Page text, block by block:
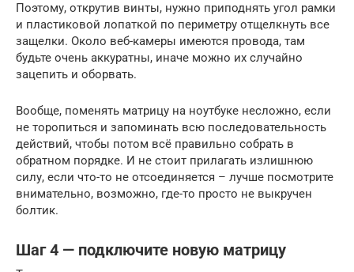
Поэтому, открутив винты, нужно приподнять угол рамки
и пластиковой лопаткой по периметру отщелкнуть все
защелки. Около веб-камеры имеются провода, там
будьте очень аккуратны, иначе можно их случайно
зацепить и оборвать.
Вообще, поменять матрицу на ноутбуке несложно, если
не торопиться и запоминать всю последовательность
действий, чтобы потом всё правильно собрать в
обратном порядке. И не стоит прилагать излишнюю
силу, если что-то не отсоединяется – лучше посмотрите
внимательно, возможно, где-то просто не выкручен
болтик.
Шаг 4 — подключите новую матрицу